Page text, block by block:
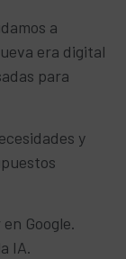
a
era digital
para
y
Google.
IA.